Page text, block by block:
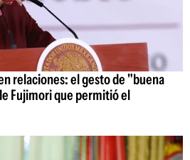
relaciones: el gesto de "buena
Fujimori que permitió el